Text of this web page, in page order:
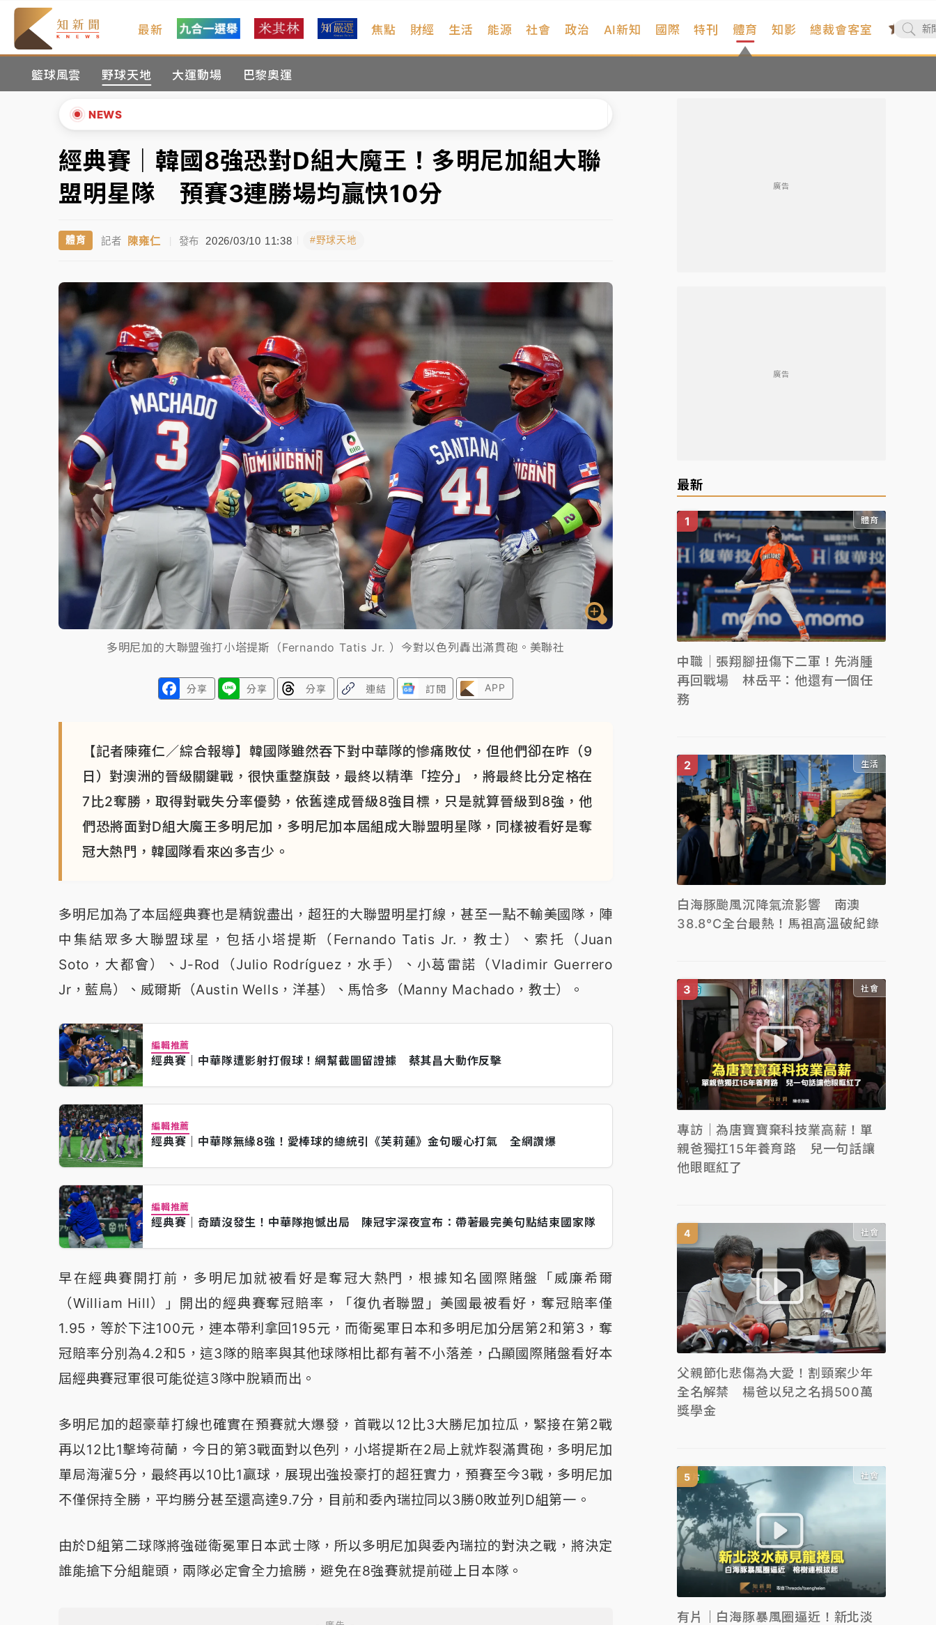
最新 焦點 財經 生活 能源 社會 政治 AI新知 國際 特刊 體育
籃球風雲 野球天地 大運動場 巴黎奧運
知影 總裁會客室
NEWS
有片｜ 白海豚暴風圈逼近！新北淡水赫見龍捲風 榕樹連根拔起
白海豚逼近！北市水門只出不進 未移置車輛最高罰4800＋拖吊費
白海豚逼近！新北高灘地停車場下午4時強制拖吊 中午開放水門周邊紅黃線停車
父親節玩樂園！六福村今明2天「爸爸免費」 遠雄海洋買1送1
中颱白海豚風雨來了！中部以北防豪雨 今晚、明天影響最劇烈
白海豚逼近！北市水門只出不進 未移置車輛最高罰4800＋拖吊費
白海豚逼近！新北高灘地停車場下午4時強制拖吊 中午開放水門周邊紅黃線停車
父親節玩樂園！六福村今明2天「爸爸免費」 遠雄海洋買1送1
中颱白海豚環流掠北海！今明防劇烈降雨 東部高溫飆38度
▲
▼
經典賽｜韓國8強恐對D組大魔王！多明尼加組大聯
盟明星隊 預賽3連勝場均贏快10分
體育 記者 陳雍仁 | 發布 2026/03/10 11:38 #野球天地
多明尼加的大聯盟強打小塔提斯（Fernando Tatis Jr. ）今對以色列轟出滿貫砲。美聯社
分享 分享 分享 連結 訂閱 APP
【記者陳雍仁／綜合報導】韓國隊雖然吞下對中華隊的慘痛敗仗，但他們卻在昨（9
日）對澳洲的晉級關鍵戰，很快重整旗鼓，最終以精準「控分」，將最終比分定格在
7比2奪勝，取得對戰失分率優勢，依舊達成晉級8強目標，只是就算晉級到8強，他
們恐將面對D組大魔王多明尼加，多明尼加本屆組成大聯盟明星隊，同樣被看好是奪
冠大熱門，韓國隊看來凶多吉少。
多明尼加為了本屆經典賽也是精銳盡出，超狂的大聯盟明星打線，甚至一點不輸美國隊，陣
中集結眾多大聯盟球星，包括小塔提斯（Fernando Tatis Jr.，教士）、索托（Juan
Soto，大都會）、J-Rod（Julio Rodríguez，水手）、小葛雷諾（Vladimir Guerrero
Jr，藍鳥）、威爾斯（Austin Wells，洋基）、馬恰多（Manny Machado，教士）。
編輯推薦
經典賽｜中華隊遭影射打假球！網幫截圖留證據 蔡其昌大動作反擊
編輯推薦
經典賽｜中華隊無緣8強！愛棒球的總統引《芙莉蓮》金句暖心打氣 全網讚爆
編輯推薦
經典賽｜奇蹟沒發生！中華隊抱憾出局 陳冠宇深夜宣布：帶著最完美句點結束國家隊
早在經典賽開打前，多明尼加就被看好是奪冠大熱門，根據知名國際賭盤「威廉希爾
（William Hill）」開出的經典賽奪冠賠率，「復仇者聯盟」美國最被看好，奪冠賠率僅
1.95，等於下注100元，連本帶利拿回195元，而衛冕軍日本和多明尼加分居第2和第3，奪
冠賠率分別為4.2和5，這3隊的賠率與其他球隊相比都有著不小落差，凸顯國際賭盤看好本
屆經典賽冠軍很可能從這3隊中脫穎而出。
多明尼加的超豪華打線也確實在預賽就大爆發，首戰以12比3大勝尼加拉瓜，緊接在第2戰
再以12比1擊垮荷蘭，今日的第3戰面對以色列，小塔提斯在2局上就炸裂滿貫砲，多明尼加
單局海灌5分，最終再以10比1贏球，展現出強投豪打的超狂實力，預賽至今3戰，多明尼加
不僅保持全勝，平均勝分甚至還高達9.7分，目前和委內瑞拉同以3勝0敗並列D組第一。
由於D組第二球隊將強碰衛冕軍日本武士隊，所以多明尼加與委內瑞拉的對決之戰，將決定
誰能搶下分組龍頭，兩隊必定會全力搶勝，避免在8強賽就提前碰上日本隊。
廣告
廣告
最新
體育
中職｜張翔腳扭傷下二軍！先消腫
再回戰場 林岳平：他還有一個任
務
生活
白海豚颱風沉降氣流影響 南澳
38.8°C全台最熱！馬祖高溫破紀錄
社會
專訪｜為唐寶寶棄科技業高薪！單
親爸獨扛15年養育路 兒一句話讓
他眼眶紅了
社會
父親節化悲傷為大愛！割頸案少年
全名解禁 楊爸以兒之名捐500萬
獎學金
社會
有片｜白海豚暴風圈逼近！新北淡